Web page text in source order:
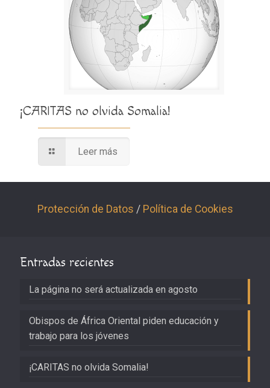
¡CARITAS no olvida Somalia!
Leer más
Protección de Datos / Política de Cookies
Entradas recientes
La página no será actualizada en agosto
Obispos de África Oriental piden educación y
trabajo para los jóvenes
¡CARITAS no olvida Somalia!